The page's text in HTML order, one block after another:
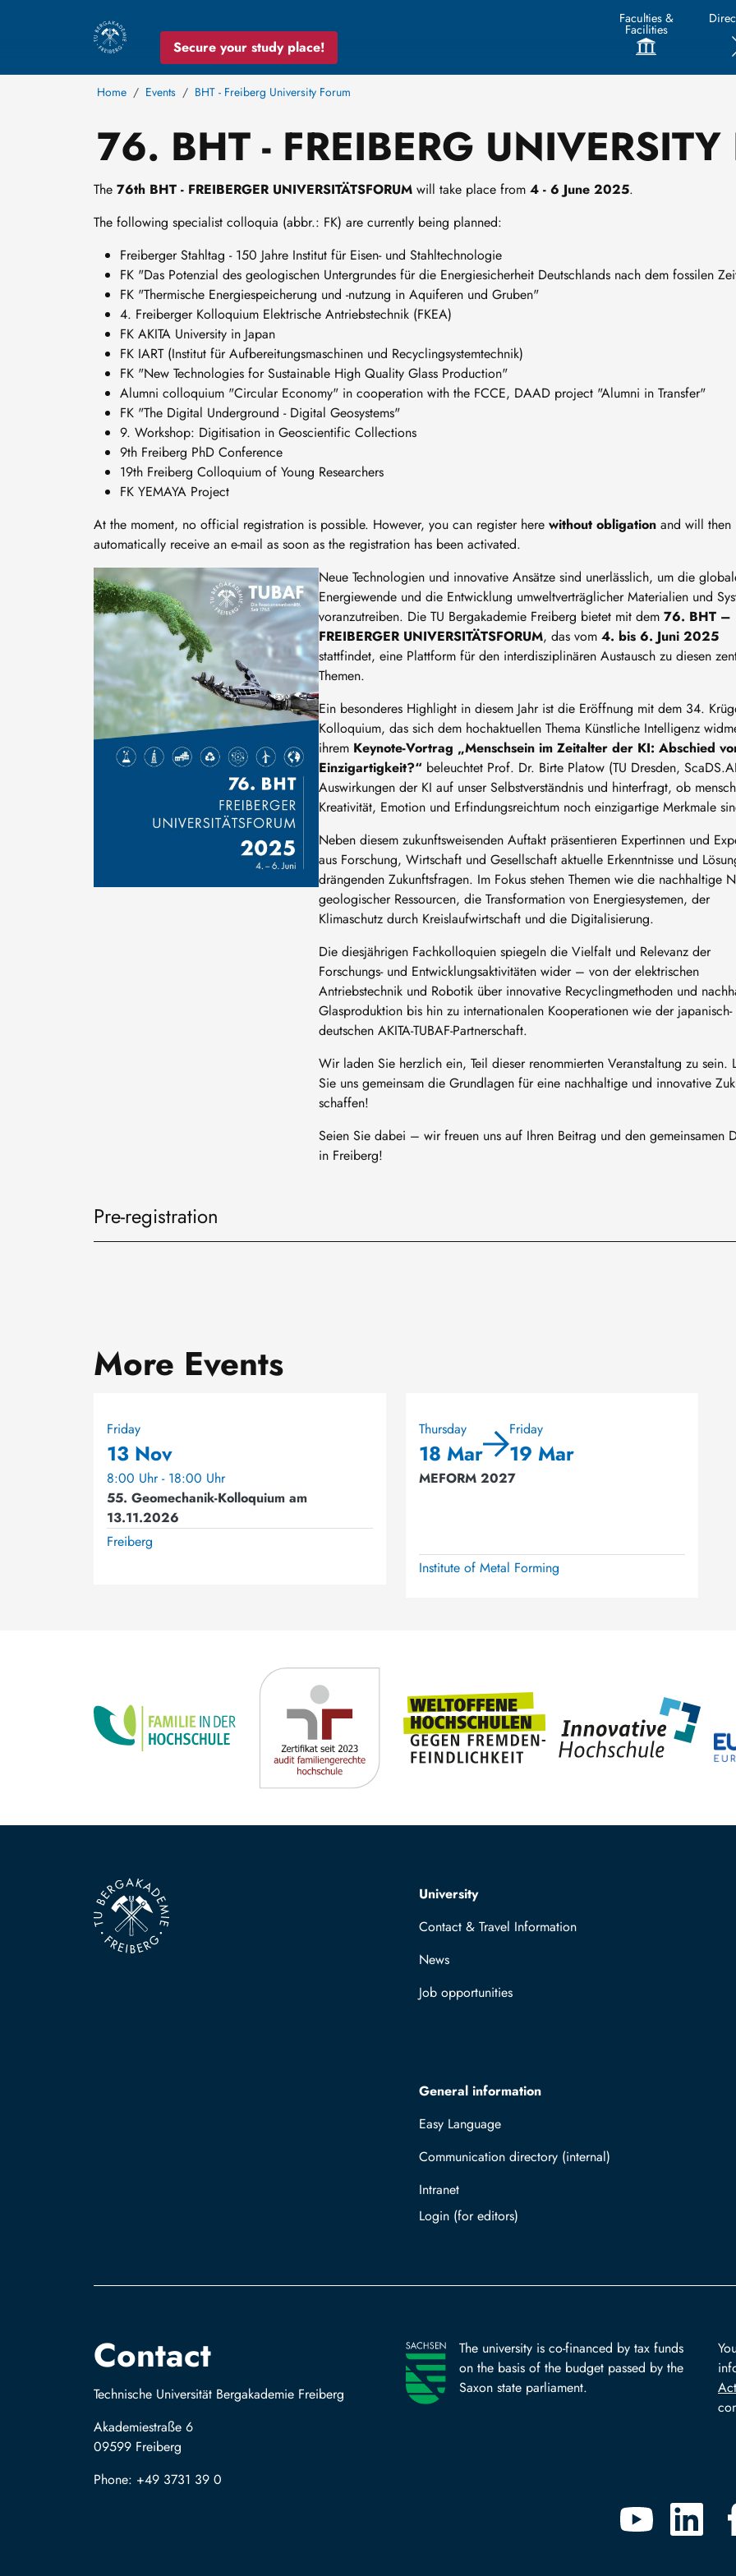
Secure your study place!
Faculties &
Facilities
Home Events BHT - Freiberg University Forum
76. BHT - FREIBERG UNIVERSITY
The 76th BHT - FREIBERGER UNIVERSITÄTSFORUM will take place from 4 - 6 June 2025.
The following specialist colloquia (abbr.: FK) are currently being planned:
Freiberger Stahltag - 150 Jahre Institut für Eisen- und Stahltechnologie
FK "Das Potenzial des geologischen Untergrundes für die Energiesicherheit Deutschlands nach dem fossilen
FK "Thermische Energiespeicherung und -nutzung in Aquiferen und Gruben"
4. Freiberger Kolloquium Elektrische Antriebstechnik (FKEA)
FK AKITA University in Japan
FK IART (Institut für Aufbereitungsmaschinen und Recyclingsystemtechnik)
FK "New Technologies for Sustainable High Quality Glass Production"
Alumni colloquium "Circular Economy" in cooperation with the FCCE, DAAD project "Alumni in Transfer"
FK "The Digital Underground - Digital Geosystems"
9. Workshop: Digitisation in Geoscientific Collections
9th Freiberg PhD Conference
19th Freiberg Colloquium of Young Researchers
FK YEMAYA Project
At the moment, no official registration is possible. However, you can register here without obligation and will then
automatically receive an e-mail as soon as the registration has been activated.
Image
Neue Technologien und innovative Ansätze sind unerlässlich, um die
Energiewende und die Entwicklung umweltverträglicher Materialien und
voranzutreiben. Die TU Bergakademie Freiberg bietet mit dem76. BHT –
FREIBERGER UNIVERSITÄTSFORUM, das vom4. bis 6. Juni 2025
stattfindet, eine Plattform für den interdisziplinären Austausch zu diesen
Themen.
Ein besonderes Highlight in diesem Jahr ist die Eröffnung mit dem 34.
Kolloquium, das sich dem hochaktuellen Thema Künstliche Intelligenz
ihrem Keynote-Vortrag „Menschsein im Zeitalter der KI: Abschied
Einzigartigkeit?“ beleuchtet Prof. Dr. Birte Platow (TU Dresden,
Auswirkungen der KI auf unser Selbstverständnis und hinterfragt, ob
Kreativität, Emotion und Erfindungsreichtum noch einzigartige Merkmale
Neben diesem zukunftsweisenden Auftakt präsentieren Expertinnen und
aus Forschung, Wirtschaft und Gesellschaft aktuelle Erkenntnisse und
drängenden Zukunftsfragen. Im Fokus stehen Themen wie die nachhaltige
geologischer Ressourcen, die Transformation von Energiesystemen, der
Klimaschutz durch Kreislaufwirtschaft und die Digitalisierung.
Die diesjährigen Fachkolloquien spiegeln die Vielfalt und Relevanz der
Forschungs- und Entwicklungsaktivitäten wider – von der elektrischen
Antriebstechnik und Robotik über innovative Recyclingmethoden und
Glasproduktion bis hin zu internationalen Kooperationen wie der japanisch-
deutschen AKITA-TUBAF-Partnerschaft.
Wir laden Sie herzlich ein, Teil dieser renommierten Veranstaltung zu sein.
Sie uns gemeinsam die Grundlagen für eine nachhaltige und innovative
schaffen!
Seien Sie dabei – wir freuen uns auf Ihren Beitrag und den gemeinsamen
in Freiberg!
Pre-registration
More Events
Friday
13 Nov
8:00 Uhr - 18:00 Uhr
55. Geomechanik-Kolloquium am
13.11.2026
Freiberg
Thursday
18 Mar
Friday
19 Mar
MEFORM 2027
Institute of Metal Forming
Top navigation
University
Contact & Travel Information
News
Job opportunities
General information
Easy Language
Communication directory (internal)
Intranet
Log in with TUBAF Login
Contact
Technische Universität Bergakademie Freiberg
Akademiestraße 6
09599 Freiberg
Phone: +49 3731 39 0
The university is co-financed by tax funds
on the basis of the budget passed by the
Saxon state parliament.
Act